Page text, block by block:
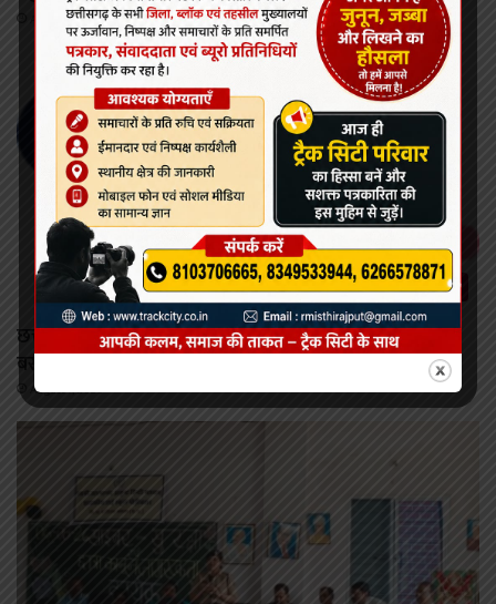
August 7, 2026
रायपुर
छत्तीसगढ़ राज्य को पीएम ई-बस सेवा योजना के तहत 240 ई-
बसों के संचालन की स्वीकृति
August 7, 2026